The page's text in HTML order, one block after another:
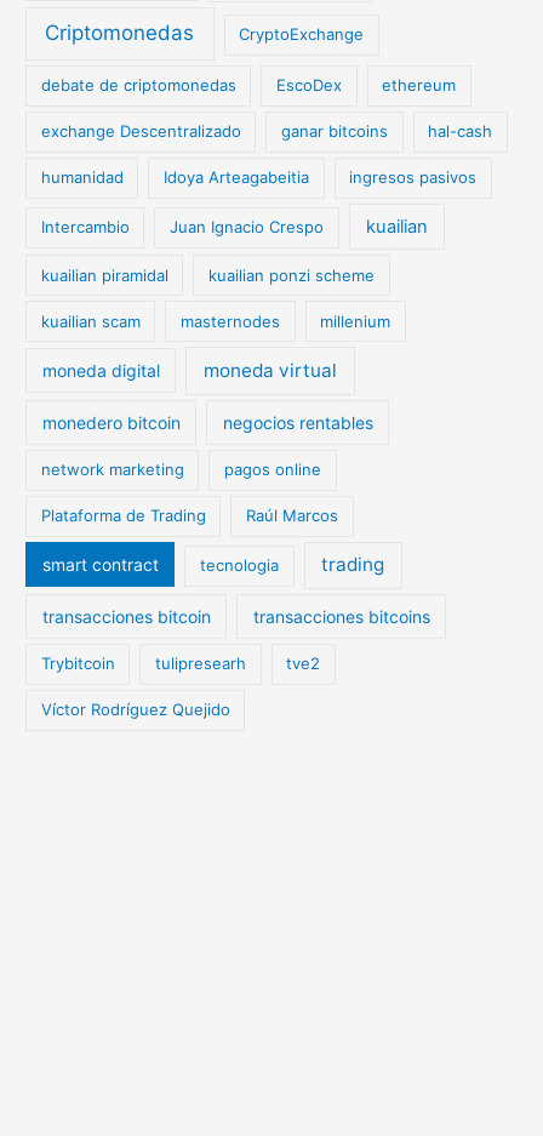
Criptomonedas CryptoExchange
debate de criptomonedas EscoDex ethereum
exchange Descentralizado ganar bitcoins hal-cash
humanidad Idoya Arteagabeitia ingresos pasivos
Intercambio Juan Ignacio Crespo kuailian
kuailian piramidal kuailian ponzi scheme
kuailian scam masternodes millenium
moneda digital moneda virtual
monedero bitcoin negocios rentables
network marketing pagos online
Plataforma de Trading Raúl Marcos
smart contract tecnologia trading
transacciones bitcoin transacciones bitcoins
Trybitcoin tulipresearh tve2
Víctor Rodríguez Quejido